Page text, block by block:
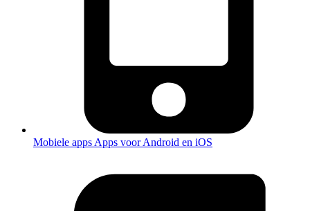
Mobiele apps Apps voor Android en iOS